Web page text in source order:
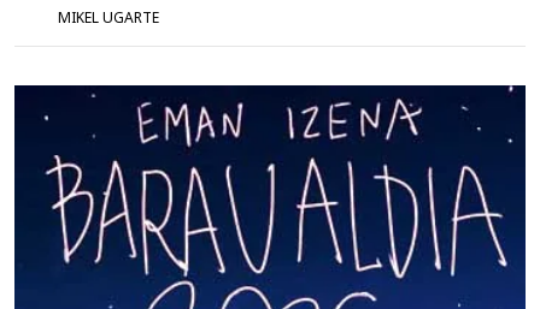
MIKEL UGARTE